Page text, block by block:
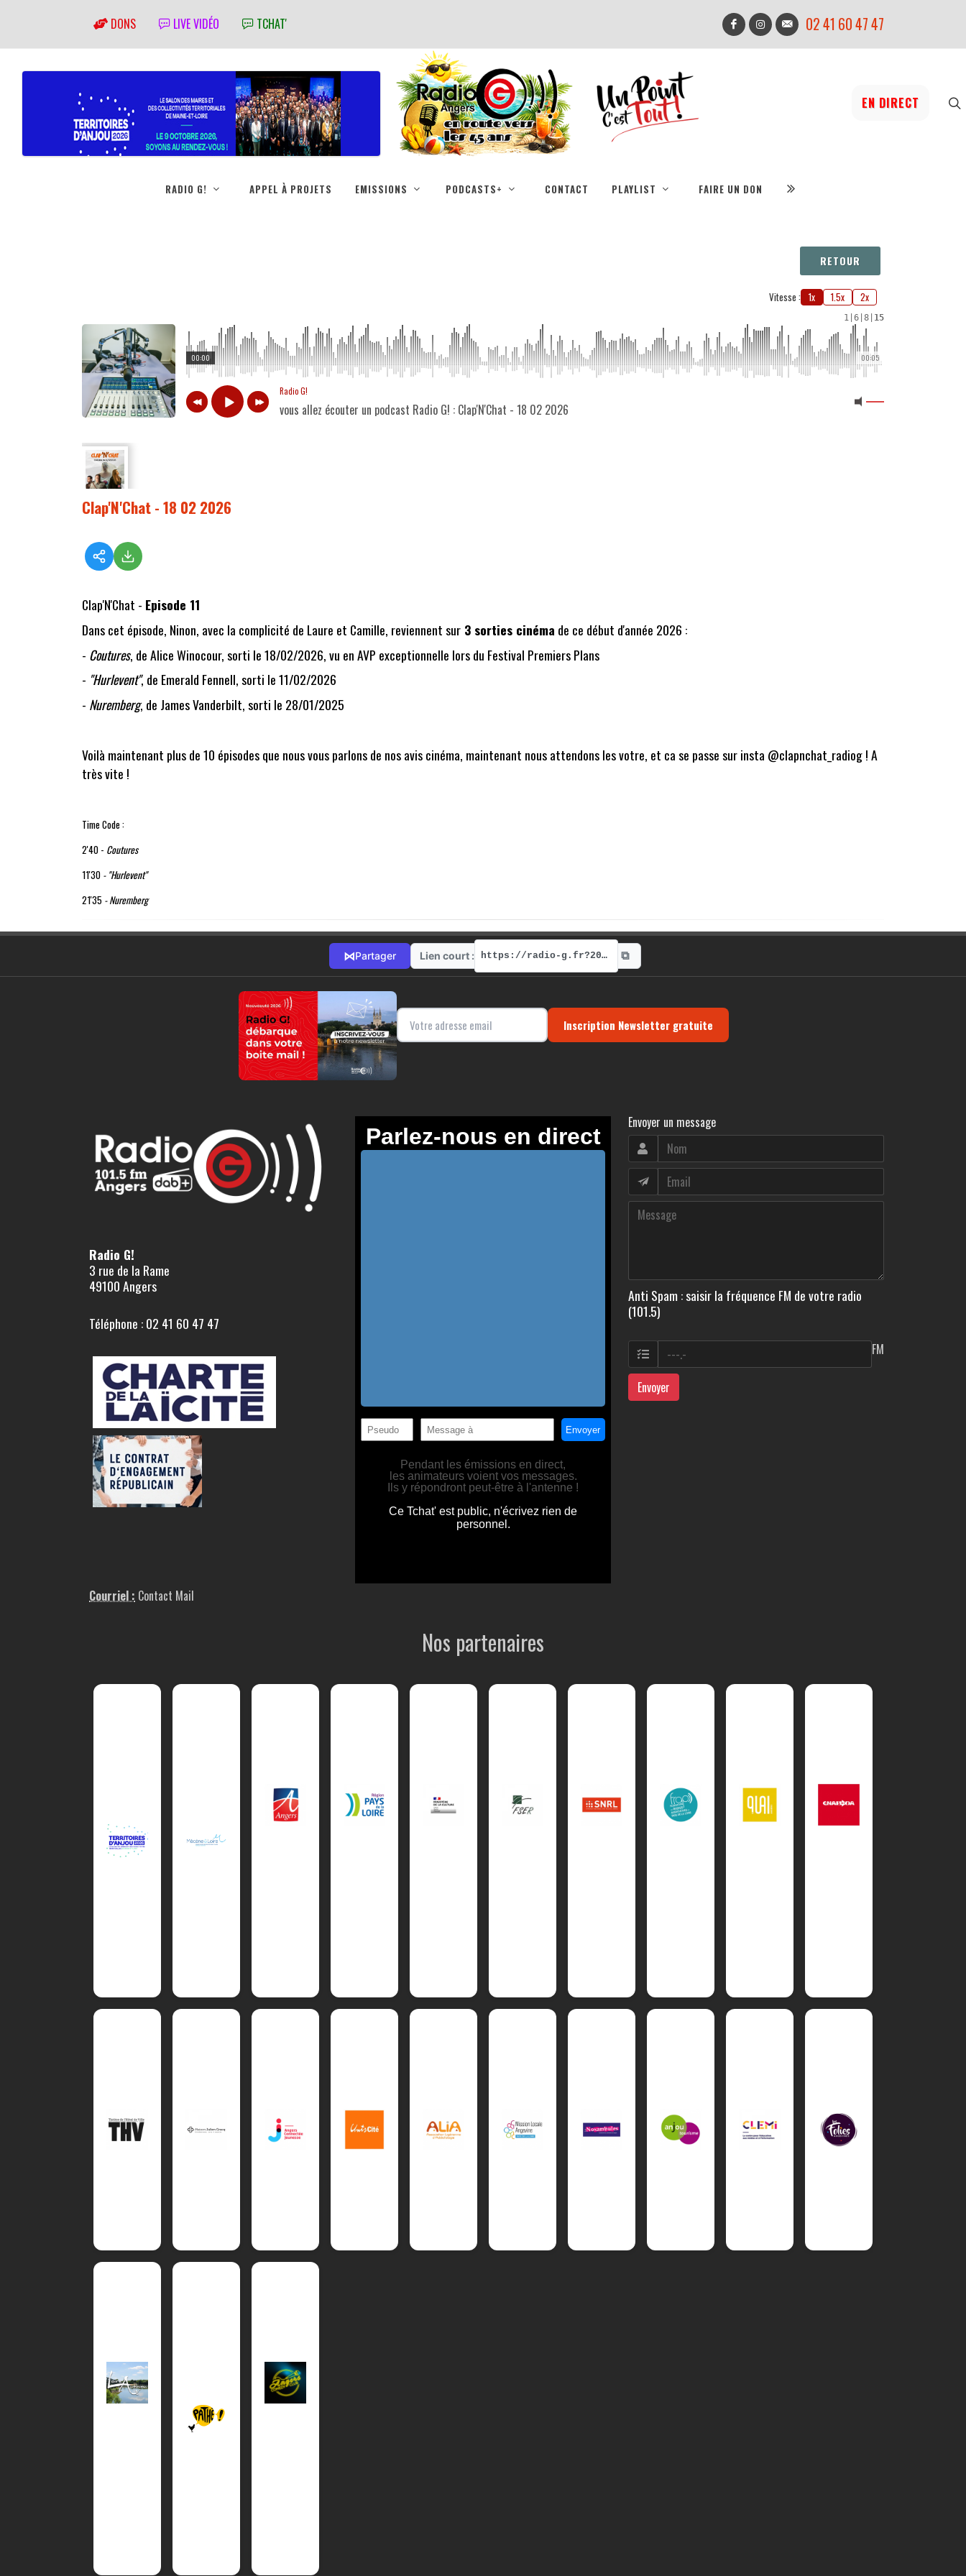
DONS LIVE VIDÉO TCHAT' 02 41 60 47 47
EN DIRECT
RADIO G! APPEL À PROJETS EMISSIONS PODCASTS+ CONTACT PLAYLIST FAIRE UN DON
RETOUR
Vitesse : 1x 1.5x 2x
1 6 8 15
00:05
00:00
Radio G!
vous allez écouter un podcast Radio G! : Clap'N'Chat - 18 02 2026
Clap'N'Chat - 18 02 2026
Clap'N'Chat - Episode 11
Dans cet épisode, Ninon, avec la complicité de Laure et Camille, reviennent sur 3 sorties cinéma de ce début d'année 2026 :
- Coutures, deAlice Winocour, sorti le 18/02/2026, vu en AVP exceptionnelle lors du Festival Premiers Plans
- "Hurlevent", de Emerald Fennell, sorti le 11/02/2026
- Nuremberg, de James Vanderbilt, sorti le 28/01/2025
Voilà maintenant plus de 10 épisodes que nous vous parlons de nos avis cinéma, maintenant nous attendons les votre, et ca se passe sur insta @clapnchat_radiog ! A
très vite !
Time Code :
2'40 - Coutures
11'30 - "Hurlevent"
21'35 - Nuremberg
⋈Partager Lien court : https://radio-g.fr?20836 ⧉
Inscription Newsletter gratuite
Radio G!
3 rue de la Rame
49100 Angers
Téléphone : 02 41 60 47 47
Courriel : Contact Mail
Envoyer un message
Anti Spam : saisir la fréquence FM de votre radio
(101.5)
FM
Envoyer
Nos partenaires